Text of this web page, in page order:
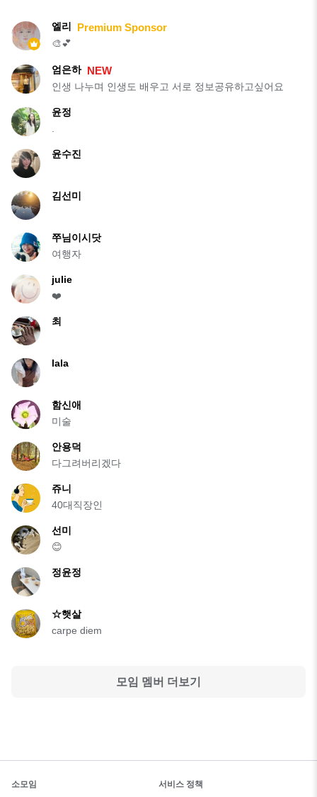
엘리 Premium Sponsor
🎨💕
엄은하 NEW
인생 나누며 인생도 배우고 서로 정보공유하고싶어요
윤정
.
윤수진
김선미
쭈님이시닷
여행자
julie
❤️
최
lala
함신애
미술
안용덕
다그려버리겠다
쥬니
40대직장인
선미
😊
정윤정
☆햇살
carpe diem
모임 멤버 더보기
소모임 서비스 정책